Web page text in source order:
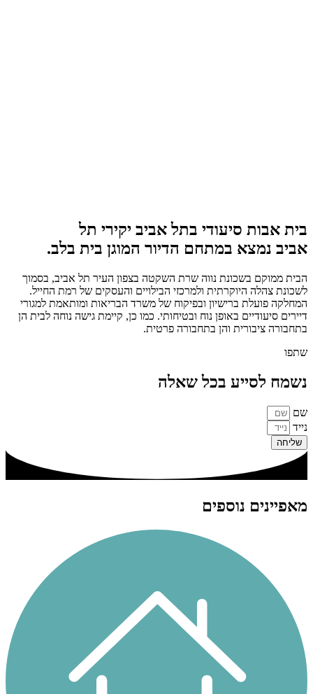
בית אבות סיעודי בתל אביב יקירי תל
אביב נמצא במתחם הדיור המוגן בית בלב.
הבית ממוקם בשכונת נווה שרת השקטה בצפון העיר תל אביב, בסמוך
לשכונת צהלה היוקרתית ולמרכזי הבילויים והעסקים של רמת החייל.
המחלקה פועלת ברישיון ובפיקוח של משרד הבריאות ומותאמת למגורי
דיירים סיעודיים באופן נוח ובטיחותי. כמו כן, קיימת גישה נוחה לבית הן
בתחבורה ציבורית והן בתחבורה פרטית.
שתפו
נשמח לסייע בכל שאלה
שם
נייד
שליחה
מאפיינים נוספים